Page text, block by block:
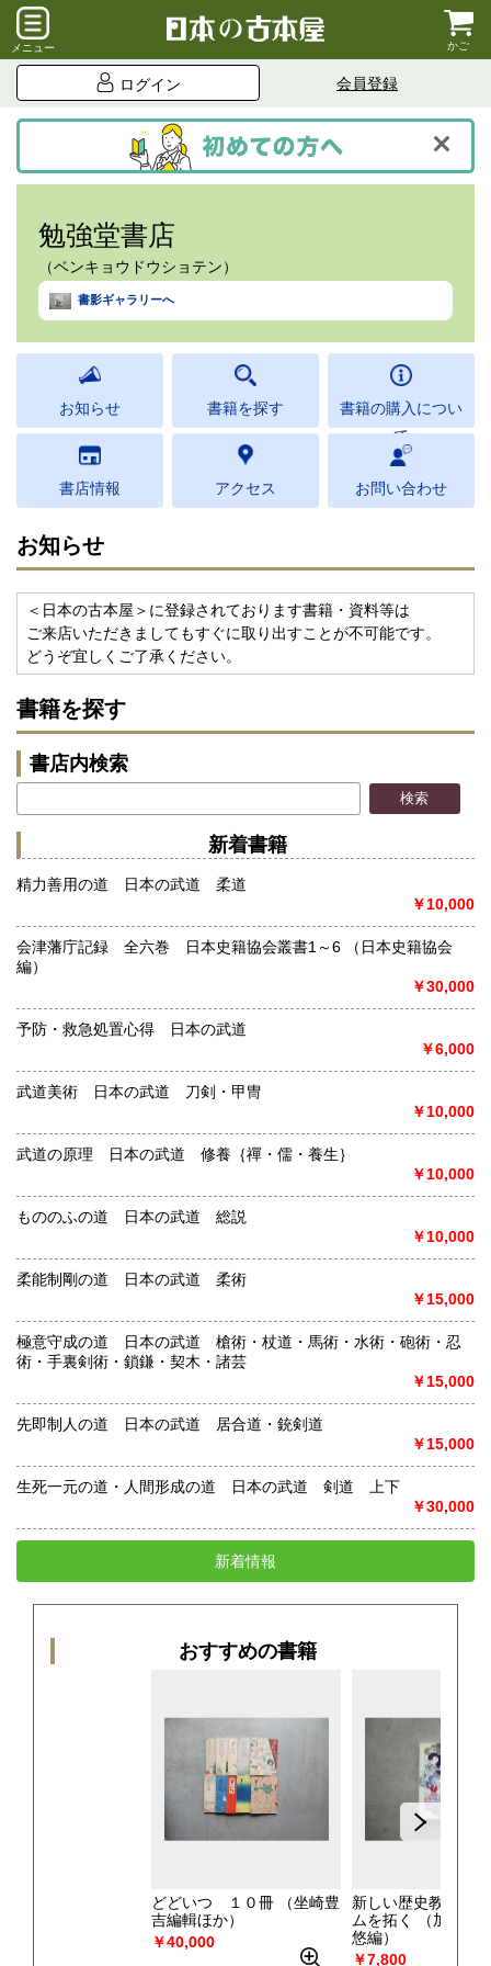
メニュー かご
ログイン 会員登録
勉強堂書店
（ベンキョウドウショテン）
書影ギャラリーへ
お知らせ 書籍を探す
書籍の購入につい
て
書店情報 アクセス お問い合わせ
お知らせ
＜日本の古本屋＞に登録されております書籍・資料等は
ご来店いただきましてもすぐに取り出すことが不可能です。
どうぞ宜しくご了承ください。
書籍を探す
書店内検索
新着書籍
精力善用の道 日本の武道 柔道
￥10,000
会津藩庁記録 全六巻 日本史籍協会叢書1～6 （日本史籍協会
編）
￥30,000
予防・救急処置心得 日本の武道
￥6,000
武道美術 日本の武道 刀剣・甲冑
￥10,000
武道の原理 日本の武道 修養｛禪・儒・養生｝
￥10,000
もののふの道 日本の武道 総説
￥10,000
柔能制剛の道 日本の武道 柔術
￥15,000
極意守成の道 日本の武道 槍術・杖道・馬術・水術・砲術・忍
術・手裏剣術・鎖鎌・契木・諸芸
￥15,000
先即制人の道 日本の武道 居合道・銃剣道
￥15,000
生死一元の道・人間形成の道 日本の武道 剣道 上下
￥30,000
新着情報
おすすめの書籍
どどいつ １０冊
（坐崎豊
吉編輯ほか）
￥40,000
新しい歴史教育の
ムを拓く
（加藤公
悠編）
￥7,800